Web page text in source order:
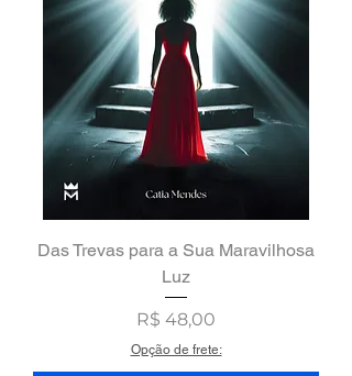
Das Trevas para a Sua Maravilhosa
Luz
Preço
R$ 48,00
Opção de frete: